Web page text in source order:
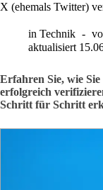
X (ehemals Twitter)
in Technik
aktualisiert
Erfahren Sie, wie
erfolgreich
Schritt für Schritt